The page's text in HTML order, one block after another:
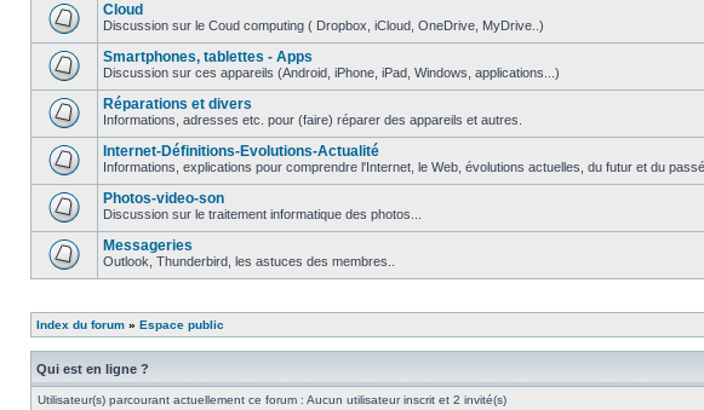
Cloud
Discussion sur le Coud computing ( Dropbox, iCloud, OneDrive, MyDrive..)
Smartphones, tablettes - Apps
Discussion sur ces appareils (Android, iPhone, iPad, Windows, applications...)
Réparations et divers
Informations, adresses etc. pour (faire) réparer des appareils et autres.
Internet-Définitions-Evolutions-Actualité
Informations, explications pour comprendre l'Internet, le Web, évolutions actuelles, du futur et du
Photos-video-son
Discussion sur le traitement informatique des photos...
Messageries
Outlook, Thunderbird, les astuces des membres..
Index du forum » Espace public
Qui est en ligne ?
Utilisateur(s) parcourant actuellement ce forum : Aucun utilisateur inscrit et 2 invité(s)